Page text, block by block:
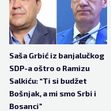
Saša Grbić iz banjalučkog
SDP-a oštro o Ramizu
Salkiću: “Ti si budžet
Bošnjak, a mi smo Srbi i
Bosanci”